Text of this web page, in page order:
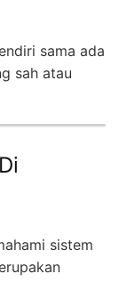
sama ada
sah atau
sistem